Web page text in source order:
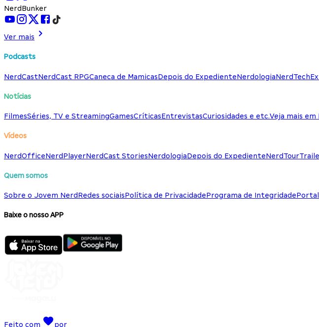
NerdBunker
Ver mais
Podcasts
NerdCastNerdCast RPGCaneca de MamicasDepois do ExpedienteNerdologiaNerdTech
Notícias
FilmesSéries, TV e StreamingGamesCríticasEntrevistasCuriosidades e etc.Veja mais em
Vídeos
NerdOfficeNerdPlayerNerdCast StoriesNerdologiaDepois do ExpedienteNerdTour
Quem somos
Sobre o Jovem NerdRedes sociaisPolítica de PrivacidadePrograma de IntegridadePortal
Baixe o nosso APP
Feito com por